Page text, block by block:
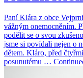
Paní Klára z obce
vážným onemocněním.
podělit se o svou
jsme si povídali nejen o
dětem. Kláro, před
posunutému …